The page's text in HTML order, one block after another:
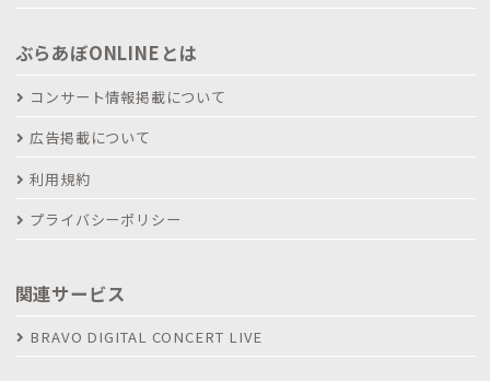
ぶらあぼONLINEとは
コンサート情報掲載について
広告掲載について
利用規約
プライバシーポリシー
関連サービス
BRAVO DIGITAL CONCERT LIVE